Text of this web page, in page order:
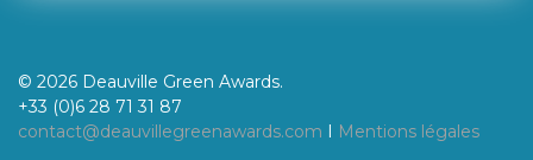
© 2026 Deauville Green Awards.
+33 (0)6 28 71 31 87
contact@deauvillegreenawards.com I Mentions légales